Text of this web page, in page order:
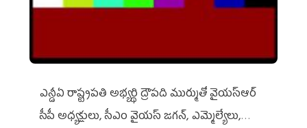
ఎన్డీఏ రాష్ట్ర‌ప‌తి అభ్య‌ర్థి ద్రౌప‌ది ముర్ముతో వైయ‌స్ఆర్
సీపీ అధ్య‌క్షులు, సీఎం వైయ‌స్ జ‌గ‌న్, ఎమ్మెల్యేలు,